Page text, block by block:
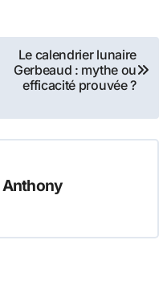
Le calendrier lunaire
Gerbeaud : mythe ou
efficacité prouvée ?
Anthony